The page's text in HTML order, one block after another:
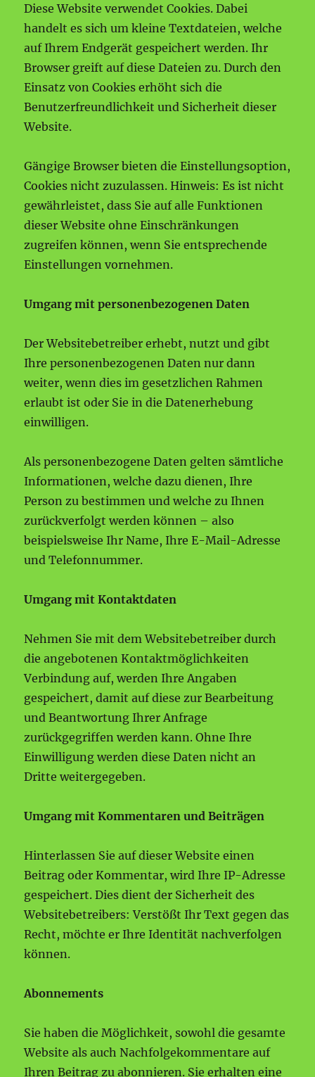
Diese Website verwendet Cookies. Dabei
handelt es sich um kleine Textdateien, welche
auf Ihrem Endgerät gespeichert werden. Ihr
Browser greift auf diese Dateien zu. Durch den
Einsatz von Cookies erhöht sich die
Benutzerfreundlichkeit und Sicherheit dieser
Website.
Gängige Browser bieten die Einstellungsoption,
Cookies nicht zuzulassen. Hinweis: Es ist nicht
gewährleistet, dass Sie auf alle Funktionen
dieser Website ohne Einschränkungen
zugreifen können, wenn Sie entsprechende
Einstellungen vornehmen.
Umgang mit personenbezogenen Daten
Der Websitebetreiber erhebt, nutzt und gibt
Ihre personenbezogenen Daten nur dann
weiter, wenn dies im gesetzlichen Rahmen
erlaubt ist oder Sie in die Datenerhebung
einwilligen.
Als personenbezogene Daten gelten sämtliche
Informationen, welche dazu dienen, Ihre
Person zu bestimmen und welche zu Ihnen
zurückverfolgt werden können – also
beispielsweise Ihr Name, Ihre E-Mail-Adresse
und Telefonnummer.
Umgang mit Kontaktdaten
Nehmen Sie mit dem Websitebetreiber durch
die angebotenen Kontaktmöglichkeiten
Verbindung auf, werden Ihre Angaben
gespeichert, damit auf diese zur Bearbeitung
und Beantwortung Ihrer Anfrage
zurückgegriffen werden kann. Ohne Ihre
Einwilligung werden diese Daten nicht an
Dritte weitergegeben.
Umgang mit Kommentaren und Beiträgen
Hinterlassen Sie auf dieser Website einen
Beitrag oder Kommentar, wird Ihre IP-Adresse
gespeichert. Dies dient der Sicherheit des
Websitebetreibers: Verstößt Ihr Text gegen das
Recht, möchte er Ihre Identität nachverfolgen
können.
Abonnements
Sie haben die Möglichkeit, sowohl die gesamte
Website als auch Nachfolgekommentare auf
Ihren Beitrag zu abonnieren. Sie erhalten eine